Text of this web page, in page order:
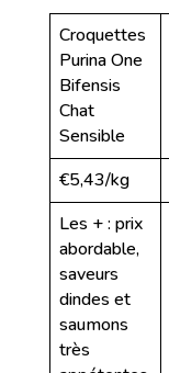
Croquettes
Purina One
Bifensis
Chat
Sensible
€5,43/kg
Les + : prix
abordable,
saveurs
dindes et
saumons
très